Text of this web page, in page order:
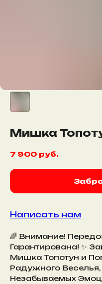
Мишка
7 900 руб.
Написать нам
🌈 Внимание!
Гарантирована! ✨
Мишка Топотун и
Радужного
Незабываемых